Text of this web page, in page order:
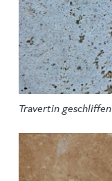
Travertin geschliffen